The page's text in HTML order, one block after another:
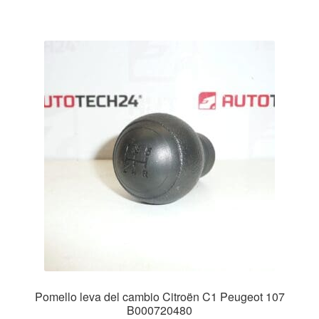
Pomello leva del cambio Citroën C1 Peugeot 107
B000720480